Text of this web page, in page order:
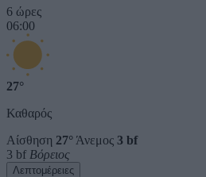
6 ώρες
06:00
27°
Καθαρός
Αίσθηση 27° Άνεμος 3 bf
3 bf Βόρειος
Λεπτομέρειες